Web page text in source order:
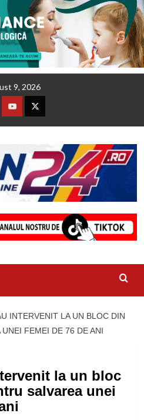
9, 2026
YoutubeTwitter
INTERVENIT LA UN BLOC DIN
FEMEI DE 76 DE ANI
la un bloc
salvarea unei